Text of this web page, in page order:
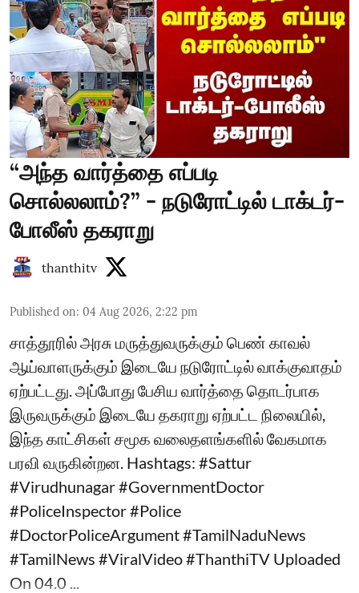
“அந்த வார்த்தை எப்படி
சொல்லலாம்?” - நடுரோட்டில் டாக்டர்-
போலீஸ் தகராறு
thanthitv
Published on: 04 Aug 2026, 2:22 pm
சாத்தூரில் அரசு மருத்துவருக்கும் பெண் காவல்
ஆய்வாளருக்கும் இடையே நடுரோட்டில் வாக்குவாதம்
ஏற்பட்டது. அப்போது பேசிய வார்த்தை தொடர்பாக
இருவருக்கும் இடையே தகராறு ஏற்பட்ட நிலையில்,
இந்த காட்சிகள் சமூக வலைதளங்களில் வேகமாக
பரவி வருகின்றன. Hashtags: #Sattur
#Virudhunagar #GovernmentDoctor
#PoliceInspector #Police
#DoctorPoliceArgument #TamilNaduNews
#TamilNews #ViralVideo #ThanthiTV Uploaded
On 04.0 ...